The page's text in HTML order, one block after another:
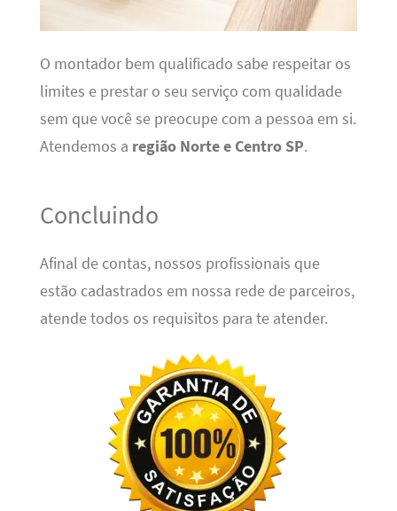
O montador bem qualificado sabe respeitar os
limites e prestar o seu serviço com qualidade
sem que você se preocupe com a pessoa em si.
Atendemos a região Norte e Centro SP.
Concluindo
Afinal de contas, nossos profissionais que
estão cadastrados em nossa rede de parceiros,
atende todos os requisitos para te atender.